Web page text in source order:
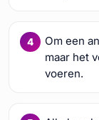
Om een
maar het
voeren.